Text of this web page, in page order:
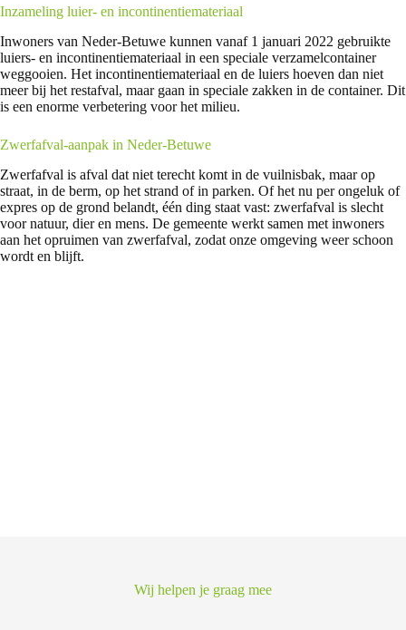
Inzameling luier- en incontinentiemateriaal
Inwoners van Neder-Betuwe kunnen vanaf 1 januari 2022 gebruikte
luiers- en incontinentiemateriaal in een speciale verzamelcontainer
weggooien. Het incontinentiemateriaal en de luiers hoeven dan niet
meer bij het restafval, maar gaan in speciale zakken in de container. Dit
is een enorme verbetering voor het milieu.
Zwerfafval-aanpak in Neder-Betuwe
Zwerfafval is afval dat niet terecht komt in de vuilnisbak, maar op
straat, in de berm, op het strand of in parken. Of het nu per ongeluk of
expres op de grond belandt, één ding staat vast: zwerfafval is slecht
voor natuur, dier en mens. De gemeente werkt samen met inwoners
aan het opruimen van zwerfafval, zodat onze omgeving weer schoon
wordt en blijft.
Wij helpen je graag mee